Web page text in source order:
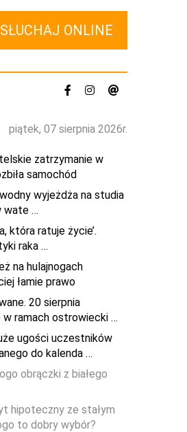
SŁUCHAJ ONLINE
piątek, 07 sierpnia 2026r.
zatrzymanie w
samochód
wyjeżdża na studia
wate …
która ratuje życie’.
raka …
na hulajnogach
łamie prawo
20 sierpnia
w ramach ostrowiecki …
ugości uczestników
do kalenda …
obrączki z białego
hipoteczny ze stałym
to dobry wybór?